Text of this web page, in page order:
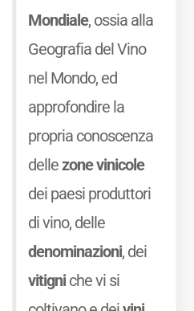
Mondiale, ossia alla
Geografia del Vino
nel Mondo, ed
approfondire la
propria conoscenza
dellezone vinicole
dei paesi produttori
di vino, delle
denominazioni, dei
vitigniche vi si